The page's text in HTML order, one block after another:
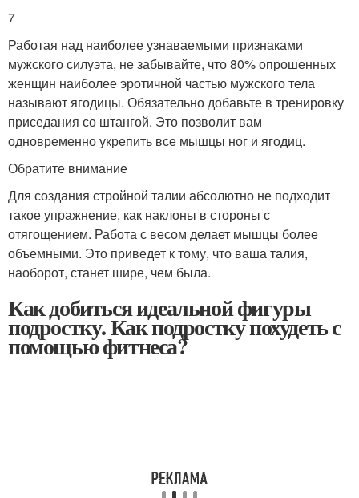
7
Работая над наиболее узнаваемыми признаками
мужского силуэта, не забывайте, что 80% опрошенных
женщин наиболее эротичной частью мужского тела
называют ягодицы. Обязательно добавьте в тренировку
приседания со штангой. Это позволит вам
одновременно укрепить все мышцы ног и ягодиц.
Обратите внимание
Для создания стройной талии абсолютно не подходит
такое упражнение, как наклоны в стороны с
отягощением. Работа с весом делает мышцы более
объемными. Это приведет к тому, что ваша талия,
наоборот, станет шире, чем была.
Как добиться идеальной фигуры
подростку. Как подростку похудеть с
помощью фитнеса?